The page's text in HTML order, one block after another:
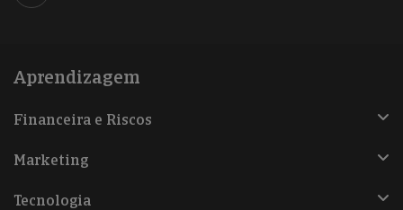
Aprendizagem
Financeira e Riscos
Marketing
Tecnologia